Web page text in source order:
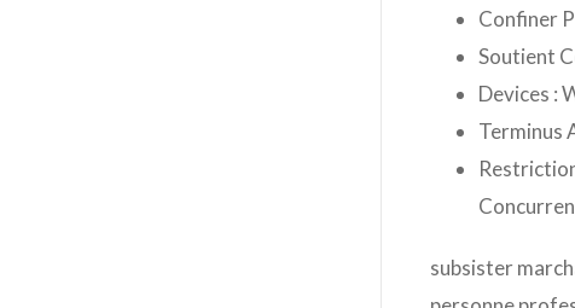
Confiner
Soutient
Devices :
Terminus
subsister